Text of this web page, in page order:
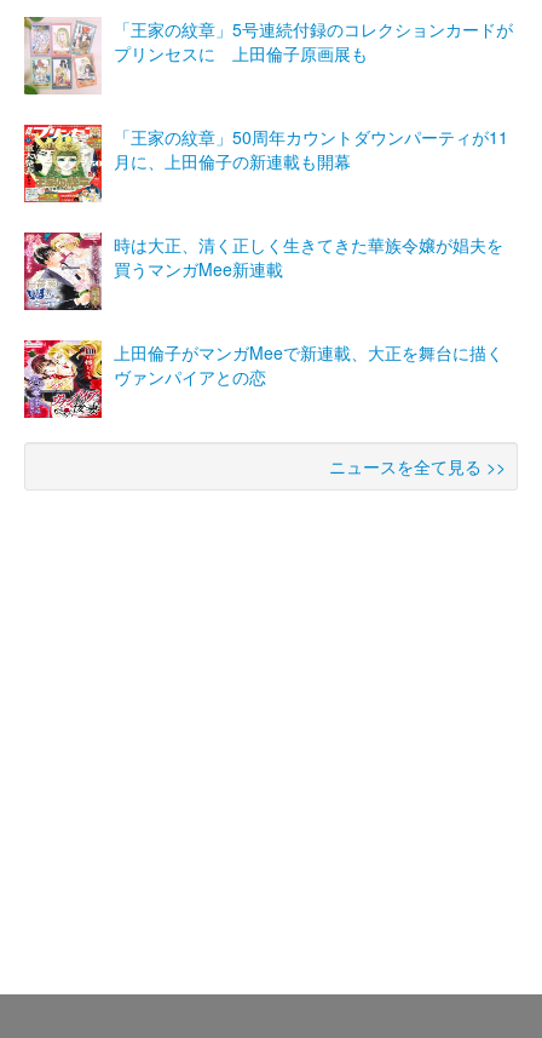
「王家の紋章」5号連続付録のコレクションカードが
プリンセスに 上田倫子原画展も
「王家の紋章」50周年カウントダウンパーティが11
月に、上田倫子の新連載も開幕
時は大正、清く正しく生きてきた華族令嬢が娼夫を
買うマンガMee新連載
上田倫子がマンガMeeで新連載、大正を舞台に描く
ヴァンパイアとの恋
ニュースを全て見る >>